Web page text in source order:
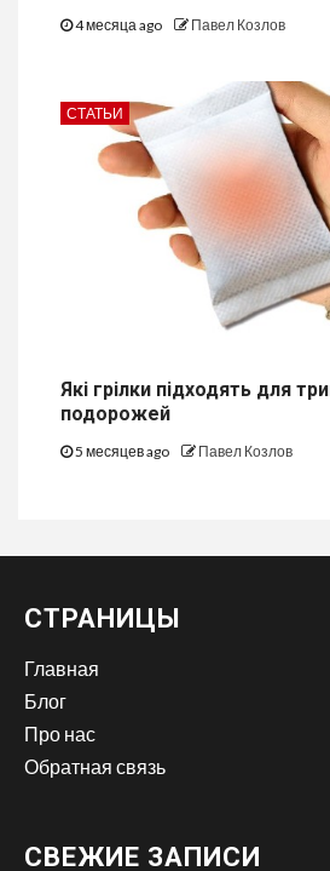
4 месяца ago Павел Козлов
СТАТЬИ
Які грілки підходять для
подорожей
5 месяцев ago Павел Козлов
СТРАНИЦЫ
Главная
Блог
Про нас
Обратная связь
СВЕЖИЕ ЗАПИСИ